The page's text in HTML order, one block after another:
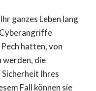
ganzes Leben lang
hatten, von
werden, die
Ihres
Fall können sie